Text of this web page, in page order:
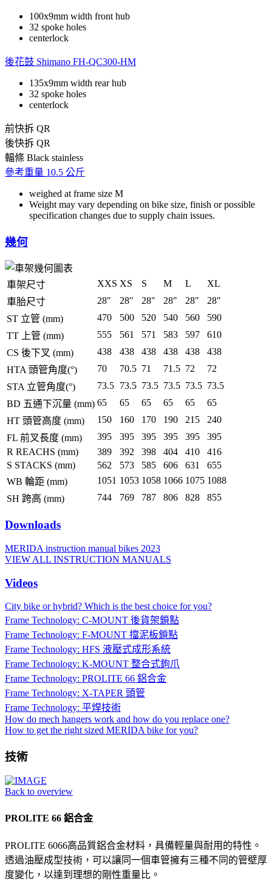
100x9mm width front hub
32 spoke holes
centerlock
後花鼓 Shimano FH-QC300-HM
135x9mm width rear hub
32 spoke holes
centerlock
前快拆 QR
後快拆 QR
輻條 Black stainless
參考重量 10.5 公斤
weighed at frame size M
Weight may vary depending on bike size, finish or possible
specification changes due to supply chain issues.
幾何
車架尺寸 XXS XS S M L
XL
車胎尺寸
28" 28" 28" 28" 28"
28"
ST 立管 (mm)
470 500 520 540 560
590
TT 上管 (mm)
555 561 571 583 597
610
CS 後下叉 (mm)
438 438 438 438 438
438
HTA 頭管角度(°)
70 70.5 71 71.5 72
72
STA 立管角度(°)
73.5 73.5 73.5 73.5 73.5 73.5
BD 五通下沉量 (mm) 65 65 65 65 65
65
HT 頭管高度 (mm)
150 160 170 190 215
240
FL 前叉長度 (mm)
395 395 395 395 395
395
R REACHS (mm)
389 392 398 404 410
416
S STACKS (mm)
562 573 585 606 631
655
WB 輪距 (mm)
1051 1053 1058 1066 1075 1088
SH 跨高 (mm)
744 769 787 806 828 855
Downloads
MERIDA instruction manual bikes 2023
VIEW ALL INSTRUCTION MANUALS
Videos
City bike or hybrid? Which is the best choice for you?
Frame Technology: C-MOUNT 後貨架鎖點
Frame Technology: F-MOUNT 擋泥板鎖點
Frame Technology: HFS 液壓式成形系統
Frame Technology: K-MOUNT 整合式鉤爪
Frame Technology: PROLITE 66 鋁合金
Frame Technology: X-TAPER 頭管
Frame Technology: 平焊技術
How do mech hangers work and how do you replace one?
How to get the right sized MERIDA bike for you?
技術
Back to overview
PROLITE 66 鋁合金
PROLITE 6066高品質鋁合金材料，具備輕量與耐用的特性。
透過油壓成型技術，可以讓同一個車管擁有三種不同的管壁厚
度變化，以達到理想的剛性重量比。